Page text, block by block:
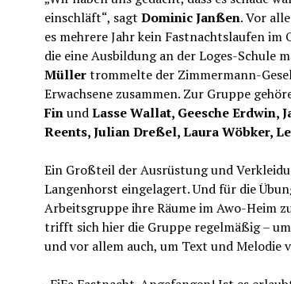
einschläft“, sagt Dominic Janßen. Vor
es mehrere Jahr kein Fastnachtslaufen im
die eine Ausbildung an der Loges-Schule
Müllertrommelte der Zimmermann-
Erwachsene zusammen. Zur Gruppe
FinundLasse Wallat, Geesche Erdwin,
Reents, Julian Dreßel, Laura Wöbker,
Ein Großteil der Ausrüstung und
Langenhorst eingelagert. Und für die
Arbeitsgruppe ihre Räume im Awo-Heim
trifft sich hier die Gruppe regelmäßig –
und vor allem auch, um Text und Melodie